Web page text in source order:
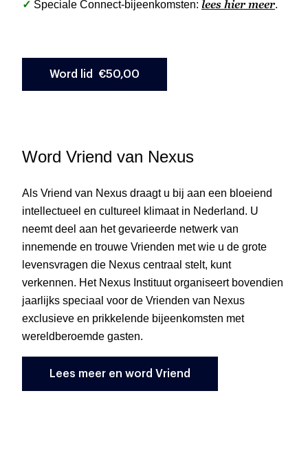
✓ Speciale Connect-bijeenkomsten: lees hier meer.
Word Vriend van Nexus
Als Vriend van Nexus draagt u bij aan een bloeiend
intellectueel en cultureel klimaat in Nederland. U
neemt deel aan het gevarieerde netwerk van
innemende en trouwe Vrienden met wie u de grote
levensvragen die Nexus centraal stelt, kunt
verkennen. Het Nexus Instituut organiseert bovendien
jaarlijks speciaal voor de Vrienden van Nexus
exclusieve en prikkelende bijeenkomsten met
wereldberoemde gasten.
Lees meer en word Vriend